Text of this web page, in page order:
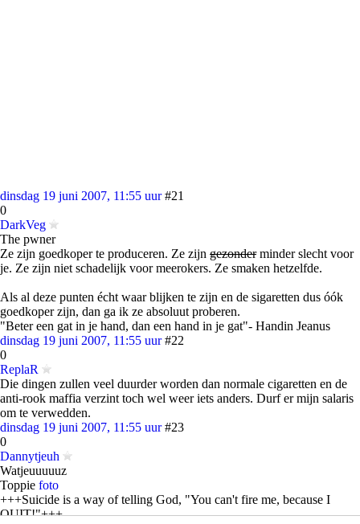
dinsdag 19 juni 2007, 11:55 uur #21
0
DarkVeg
The pwner
Ze zijn goedkoper te produceren. Ze zijn gezonderminder slecht voor
je. Ze zijn niet schadelijk voor meerokers. Ze smaken hetzelfde.
Als al deze punten écht waar blijken te zijn en de sigaretten dus óók
goedkoper zijn, dan ga ik ze absoluut proberen.
"Beter een gat in je hand, dan een hand in je gat"- Handin Jeanus
dinsdag 19 juni 2007, 11:55 uur #22
0
ReplaR
Die dingen zullen veel duurder worden dan normale cigaretten en de
anti-rook maffia verzint toch wel weer iets anders. Durf er mijn salaris
om te verwedden.
dinsdag 19 juni 2007, 11:55 uur #23
0
Dannytjeuh
Watjeuuuuuz
Toppie foto
+++Suicide is a way of telling God, "You can't fire me, because I
QUIT!"+++